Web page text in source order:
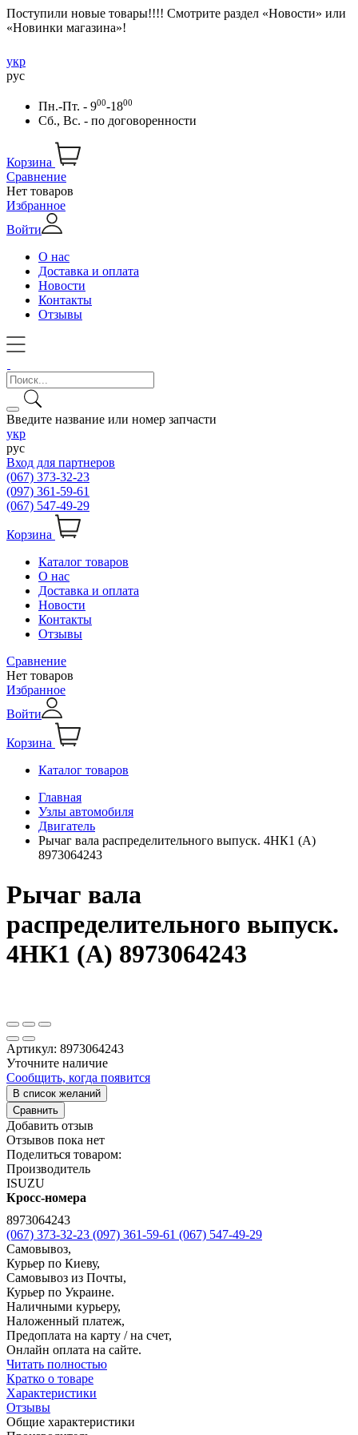
Поступили новые товары!!!! Смотрите раздел «Новости» или
«Новинки магазина»!
укр
рус
Пн.-Пт. - 900-1800
Сб., Вс. - по договоренности
Корзина
Сравнение
Нет товаров
Избранное
Войти
О нас
Доставка и оплата
Новости
Контакты
Отзывы
Введите название или номер запчасти
укр
рус
Вход для партнеров
(067) 373-32-23
(097) 361-59-61
(067) 547-49-29
Корзина
Каталог товаров
О нас
Доставка и оплата
Новости
Контакты
Отзывы
Сравнение
Нет товаров
Избранное
Войти
Корзина
Каталог товаров
Главная
Узлы автомобиля
Двигатель
Рычаг вала распределительного выпуск. 4HК1 (А)
8973064243
Рычаг вала
распределительного выпуск.
4HК1 (А) 8973064243
Артикул: 8973064243
Уточните наличие
Сообщить, когда появится
В список желаний
Сравнить
Добавить отзыв
Отзывов пока нет
Поделиться товаром:
Производитель
ISUZU
Кросс-номера
8973064243
(067) 373-32-23 (097) 361-59-61 (067) 547-49-29
Самовывоз,
Курьер по Киеву,
Самовывоз из Почты,
Курьер по Украине.
Наличными курьеру,
Наложенный платеж,
Предоплата на карту / на счет,
Онлайн оплата на сайте.
Читать полностью
Кратко о товаре
Характеристики
Отзывы
Общие характеристики